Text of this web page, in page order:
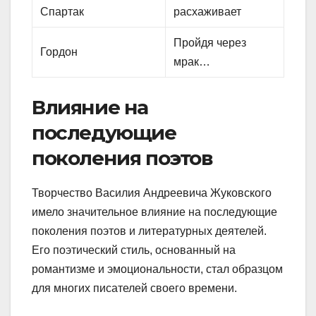
Спартак расхаживает
Гордон
Пройдя через
мрак…
Влияние на
последующие
поколения поэтов
Творчество Василия Андреевича Жуковского
имело значительное влияние на последующие
поколения поэтов и литературных деятелей.
Его поэтический стиль, основанный на
романтизме и эмоциональности, стал образцом
для многих писателей своего времени.